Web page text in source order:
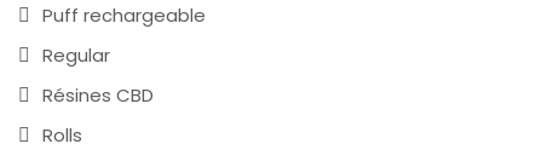
Puff rechargeable
Regular
Résines CBD
Rolls